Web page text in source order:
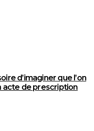
d’imaginer que l’on
acte de prescription